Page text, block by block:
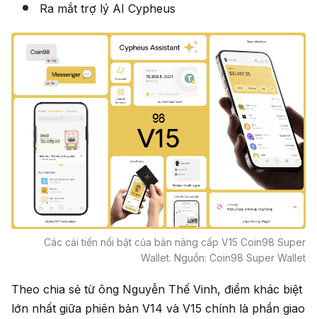
Ra mắt trợ lý AI Cypheus
Các cải tiến nổi bật của bản nâng cấp V15 Coin98 Super
Wallet. Nguồn: Coin98 Super Wallet
Theo chia sẻ từ ông Nguyễn Thế Vinh, điểm khác biệt
lớn nhất giữa phiên bản V14 và V15 chính là phần giao